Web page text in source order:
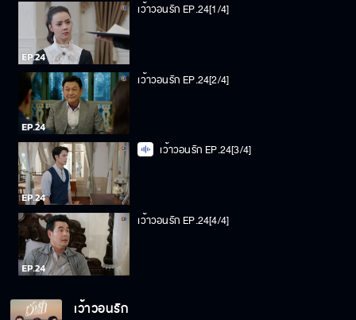
เว้าวอนรัก EP.24[1/4]
เว้าวอนรัก EP.24[2/4]
เว้าวอนรัก EP.24[3/4]
เว้าวอนรัก EP.24[4/4]
เว้าวอนรัก